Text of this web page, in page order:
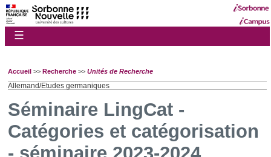
☰
Accueil >> Recherche >> Unités de Recherche
Allemand/Etudes germaniques
Séminaire LingCat -
Catégories et catégorisation